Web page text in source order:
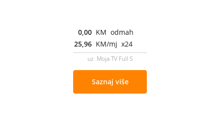
0,00 KM odmah
25,96 KM/mj x24
uz Moja TV Full S
Saznaj više